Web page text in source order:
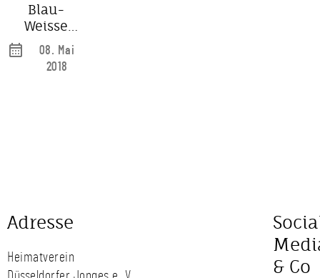
Blau-
Weisse
Senatoren
im De
Medici
08. Mai
2018
Adresse
Heimatverein
& Co